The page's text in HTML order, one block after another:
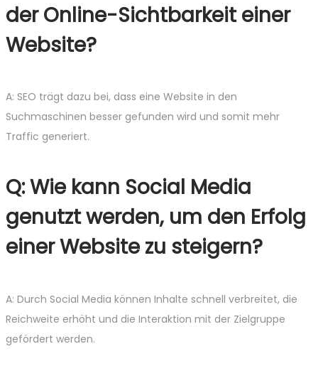
der Online-Sichtbarkeit einer
Website?
A: SEO trägt dazu bei, dass eine Website in den
Suchmaschinen besser gefunden wird und somit mehr
Traffic generiert.
Q: Wie kann Social Media
genutzt werden, um den Erfolg
einer Website zu steigern?
A: Durch Social Media können Inhalte schnell verbreitet, die
Reichweite erhöht und die Interaktion mit der Zielgruppe
gefördert werden.